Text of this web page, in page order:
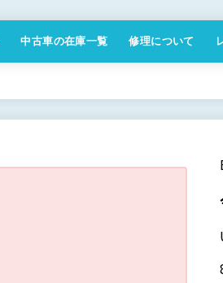
中古車の在庫一覧 修理について